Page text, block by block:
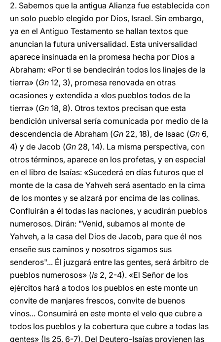
2. Sabemos que la antigua Alianza fue establecida con
un solo pueblo elegido por Dios, Israel. Sin embargo,
ya en el Antiguo Testamento se hallan textos que
anuncian la futura universalidad. Esta universalidad
aparece insinuada en la promesa hecha por Dios a
Abraham: «Por ti se bendecirán todos los linajes de la
tierra» (Gn 12, 3), promesa renovada en otras
ocasiones y extendida a «los pueblos todos de la
tierra» (Gn 18, 8). Otros textos precisan que esta
bendición universal sería comunicada por medio de la
descendencia de Abraham (Gn 22, 18), de Isaac (Gn 6,
4) y de Jacob (Gn 28, 14). La misma perspectiva, con
otros términos, aparece en los profetas, y en especial
en el libro de Isaías: «Sucederá en días futuros que el
monte de la casa de Yahveh será asentado en la cima
de los montes y se alzará por encima de las colinas.
Confluirán a él todas las naciones, y acudirán pueblos
numerosos. Dirán: "Venid, subamos al monte de
Yahveh, a la casa del Dios de Jacob, para que él nos
enseñe sus caminos y nosotros sigamos sus
senderos"... Él juzgará entre las gentes, será árbitro de
pueblos numerosos» (Is 2, 2-4). «El Señor de los
ejércitos hará a todos los pueblos en este monte un
convite de manjares frescos, convite de buenos
vinos... Consumirá en este monte el velo que cubre a
todos los pueblos y la cobertura que cubre a todas las
gentes» (Is 25, 6-7). Del Deutero-Isaías provienen las